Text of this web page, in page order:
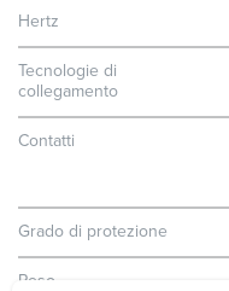
Hertz
Tecnologie di
collegamento
Contatti
Grado di protezione
Peso